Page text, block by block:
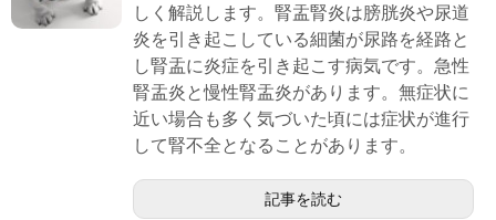
しく解説します。腎盂腎炎は膀胱炎や尿道
炎を引き起こしている細菌が尿路を経路と
し腎盂に炎症を引き起こす病気です。急性
腎盂炎と慢性腎盂炎があります。無症状に
近い場合も多く気づいた頃には症状が進行
して腎不全となることがあります。
記事を読む